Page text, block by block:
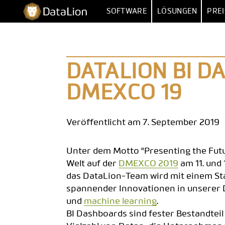
DataLion SOFTWARE
FRAGETYPEN
SKIP- & DISPLAY-LOGIK
LÖSUNGEN
HUMAN
DATALION BI
DMEXCO 19
Veröffentlicht am 7. September 2019
Unter dem Motto "Presenting the
Welt auf der DMEXCO 2019 am 11.
das DataLion-Team wird mit einem
spannender Innovationen in unserer
und machine learning.
BI Dashboards sind fester